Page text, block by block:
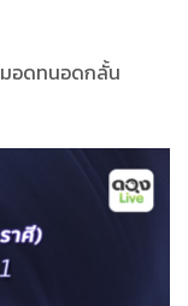
มอดทนอดกลั้น